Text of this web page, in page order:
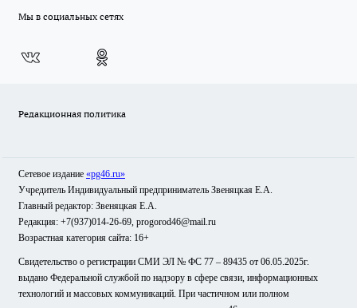
Мы в социальных сетях
Редакционная политика
Сетевое издание «pg46.ru»
Учредитель Индивидуальный предприниматель Звеняцкая Е.А.
Главный редактор: Звеняцкая Е.А.
Редакция: +7(937)014-26-69, progorod46@mail.ru
Возрастная категория сайта: 16+
Свидетельство о регистрации СМИ ЭЛ № ФС 77 – 89435 от 06.05.2025г.
выдано Федеральной службой по надзору в сфере связи, информационных
технологий и массовых коммуникаций. При частичном или полном